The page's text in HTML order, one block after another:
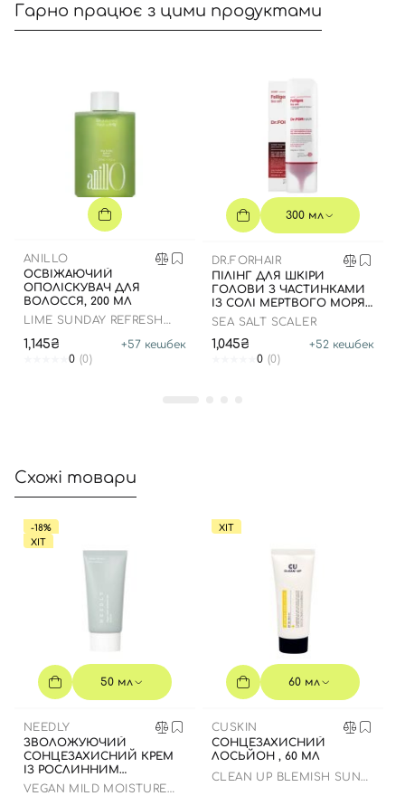
Гарно працює з цими продуктами
ANILLO
ОСВІЖАЮЧИЙ
ОПОЛІСКУВАЧ ДЛЯ
ВОЛОССЯ, 200 МЛ
LIME SUNDAY REFRESH
1,145₴ +57 кешбек
0 (0)
300 мл
DR.FORHAIR
ПІЛІНГ ДЛЯ ШКІРИ
ГОЛОВИ З ЧАСТИНКАМИ
ІЗ СОЛІ МЕРТВОГО МОРЯ,
300 МЛ
SEA SALT SCALER
1,045₴ +52 кешбек
0 (0)
Схожі товари
-18%
ХІТ
50 мл
NEEDLY
ЗВОЛОЖУЮЧИЙ
СОНЦЕЗАХИСНИЙ КРЕМ
ІЗ РОСЛИННИМ
СКВАЛАНОМ ДО 23.03.2027
VEGAN MILD MOISTURE
ХІТ
60 мл
CUSKIN
СОНЦЕЗАХИСНИЙ
ЛОСЬЙОН , 60 МЛ
CLEAN UP BLEMISH SUN
Реєстрація
Номер телефону
Відправляючи форму для авторизації/реєстрації ви
приймаєте умови
Угоди користувача
Далі